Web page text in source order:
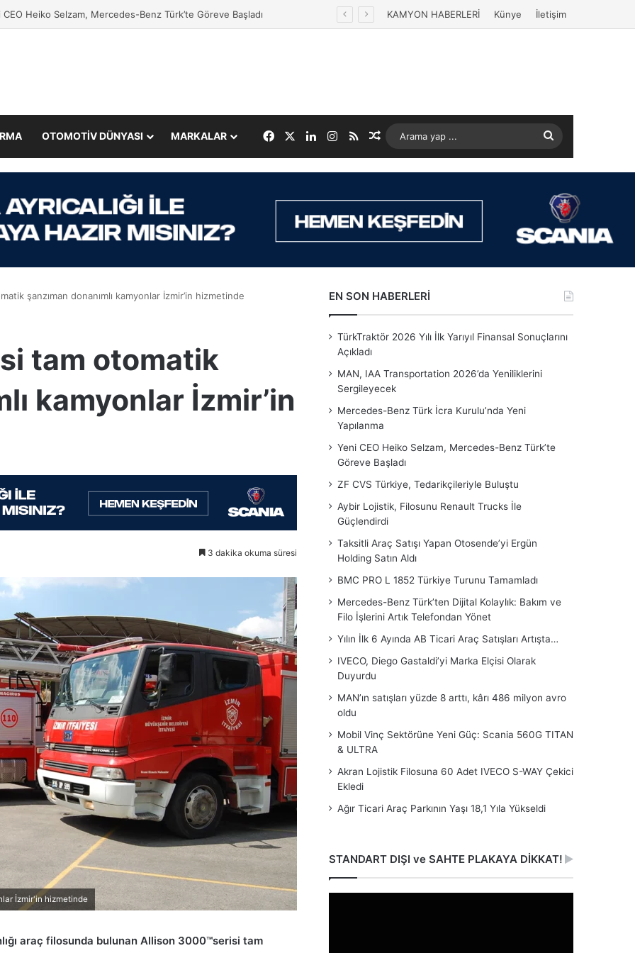
Türkiye, Tedarikçileriyle Buluştu KAMYON HABERLERİ Künye İletişim
OTOMOTİV DÜNYASI MARKALAR FacebookLinkedInInstagram
RSSRastgele Makale
Arama
yap
şanzıman donanımlı kamyonlar İzmir’in hizmetinde
tam otomatik
kamyonlar İzmir’in
3 dakika okuma süresi
İzmir'in hizmetinde
araç filosunda bulunan Allison 3000™serisi tam
EN SON HABERLERİ
TürkTraktör 2026 Yılı İlk Yarıyıl Finansal Sonuçlarını
Açıkladı
MAN, IAA Transportation 2026’da Yeniliklerini
Sergileyecek
Mercedes-Benz Türk İcra Kurulu’nda Yeni
Yapılanma
Yeni CEO Heiko Selzam, Mercedes-Benz Türk’te
Göreve Başladı
ZF CVS Türkiye, Tedarikçileriyle Buluştu
Aybir Lojistik, Filosunu Renault Trucks İle
Güçlendirdi
Taksitli Araç Satışı Yapan Otosende’yi Ergün
Holding Satın Aldı
BMC PRO L 1852 Türkiye Turunu Tamamladı
Mercedes-Benz Türk’ten Dijital Kolaylık: Bakım ve
Filo İşlerini Artık Telefondan Yönet
Yılın İlk 6 Ayında AB Ticari Araç Satışları Artışta…
IVECO, Diego Gastaldi’yi Marka Elçisi Olarak
Duyurdu
MAN’ın satışları yüzde 8 arttı, kârı 486 milyon avro
oldu
Mobil Vinç Sektörüne Yeni Güç: Scania 560G TITAN
& ULTRA
Akran Lojistik Filosuna 60 Adet IVECO S-WAY Çekici
Ekledi
Ağır Ticari Araç Parkının Yaşı 18,1 Yıla Yükseldi
STANDART DIŞI ve SAHTE PLAKAYA DİKKAT!